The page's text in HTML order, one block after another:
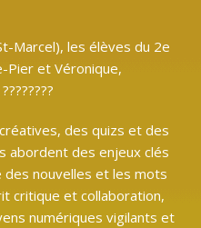
Marcel), les élèves du 2e
Pier et Véronique,
des quizs et des
abordent des enjeux clés
des nouvelles et les mots
critique et collaboration,
numériques vigilants et